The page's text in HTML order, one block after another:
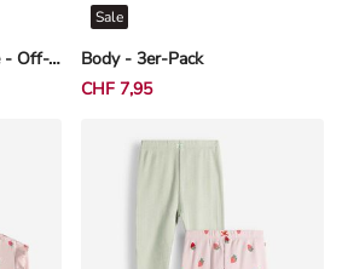
Strickjacke - Baumwolle - Off-White Body - 3er-Pack
Sale
CHF 7,95